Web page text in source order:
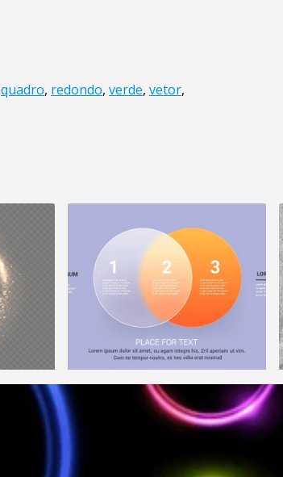
quadro, redondo, verde, vetor,